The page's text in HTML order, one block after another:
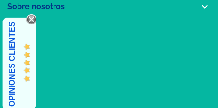
Sobre nosotros 
OPINIONES CLIENTES